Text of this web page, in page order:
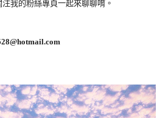
我的粉絲專頁一起來聊聊唷。